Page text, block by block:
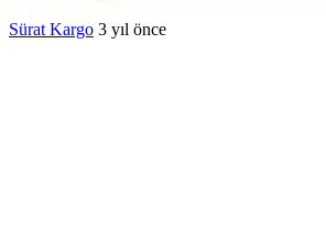
Sürat Kargo 3 yıl önce